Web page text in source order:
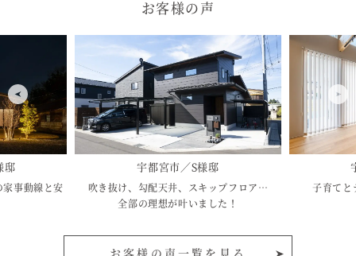
お客様の声
邸
事動線と安
宇都宮市／S様邸
吹き抜け、勾配天井、スキップフロア…
全部の理想が叶いました！
子育てと